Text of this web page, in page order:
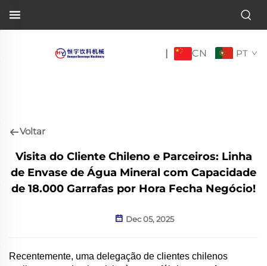
| CN PT
Voltar
Visita do Cliente Chileno e Parceiros: Linha
de Envase de Água Mineral com Capacidade
de 18.000 Garrafas por Hora Fecha Negócio!
Dec 05, 2025
Recentemente, uma delegação de clientes chilenos